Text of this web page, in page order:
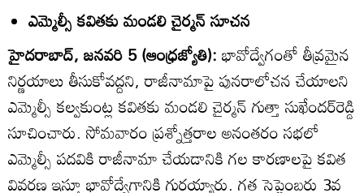
ఎమ్మెల్సీ కవితకు మండలి చైర్మన్‌ సూచన
హైదరాబాద్‌, జనవరి 5 (ఆంధ్రజ్యోతి):భావోద్వేగంతో తీవ్రమైన
నిర్ణయాలు తీసుకోవద్దని, రాజీనామాపై పునరాలోచన చేయాలని
ఎమ్మెల్సీ కల్వకుంట్ల కవితకు మండలి చైర్మన్‌ గుత్తా సుఖేందర్‌రెడ్డి
సూచించారు. సోమవారం ప్రశ్నోత్తరాల అనంతరం సభలో
ఎమ్మెల్సీ పదవికి రాజీనామా చేయడానికి గల కారణాలపై కవిత
వివరణ ఇస్తూ భావోద్వేగానికి గురయ్యారు. గత సెప్టెంబరు 3వ